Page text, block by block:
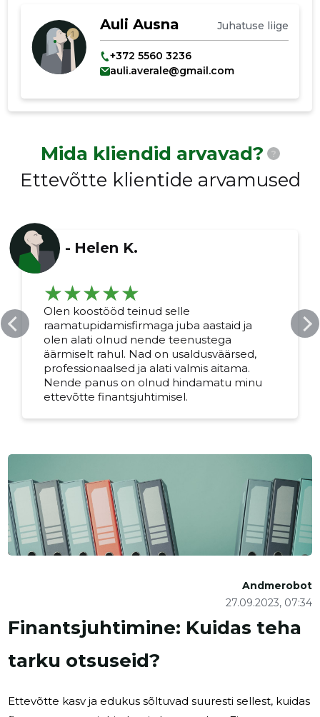
Auli Ausna Juhatuse liige
+372 5560 3236
auli.averale@gmail.com
Mida kliendid arvavad? ?
Ettevõtte klientide arvamused
- Helen K.
Olen koostööd teinud selle
raamatupidamisfirmaga juba aastaid ja
olen alati olnud nende teenustega
äärmiselt rahul. Nad on usaldusväärsed,
professionaalsed ja alati valmis aitama.
Nende panus on olnud hindamatu minu
ettevõtte finantsjuhtimisel.
Finantsjuhtimine: Kuidas teha
tarku otsuseid?
27.09.2023, 07:34
Andmerobot
Ettevõtte kasv ja edukus sõltuvad suuresti sellest, kuidas